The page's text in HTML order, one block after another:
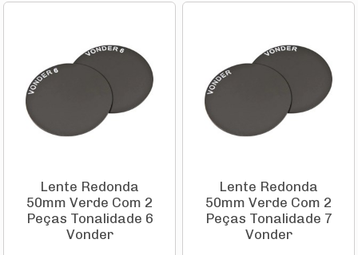
Lente Redonda
50mm Verde Com 2
Peças Tonalidade 6
Vonder
Lente Redonda
50mm Verde Com 2
Peças Tonalidade 7
Vonder